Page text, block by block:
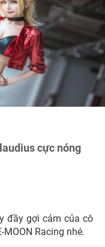
cực nóng
đầy gợi cảm của cô
Racing nhé.